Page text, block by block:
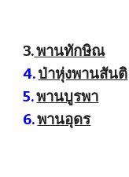
3.พานทักษิณ
4.ป่าหุ่งพานสันติ
5.พานบูรพา
6.พานอุดร